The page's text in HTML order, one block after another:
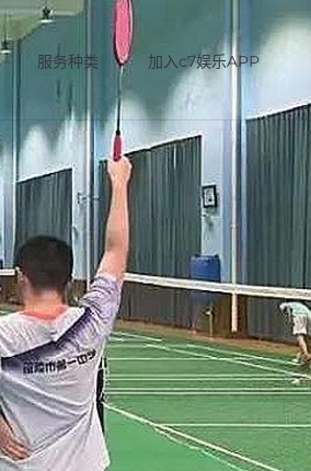
服务种类 加入c7娱乐APP